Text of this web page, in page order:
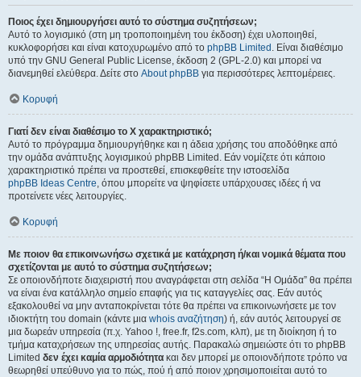
Ποιος έχει δημιουργήσει αυτό το σύστημα συζητήσεων;
Αυτό το λογισμικό (στη μη τροποποιημένη του έκδοση) έχει υλοποιηθεί,
κυκλοφορήσει και είναι κατοχυρωμένο από το phpBB Limited . Είναι διαθέσιμο
υπό την GNU General Public License, έκδοση 2 (GPL-2.0) και μπορεί να
διανεμηθεί ελεύθερα. Δείτε στο About phpBB για περισσότερες λεπτομέρειες.
Κορυφή
Γιατί δεν είναι διαθέσιμο το Χ χαρακτηριστικό;
Αυτό το πρόγραμμα δημιουργήθηκε και η άδεια χρήσης του αποδόθηκε από
την ομάδα ανάπτυξης λογισμικού phpBB Limited. Εάν νομίζετε ότι κάποιο
χαρακτηριστικό πρέπει να προστεθεί, επισκεφθείτε την ιστοσελίδα
phpBB Ideas Centre, όπου μπορείτε να ψηφίσετε υπάρχουσες ιδέες ή να
προτείνετε νέες λειτουργίες.
Κορυφή
Με ποιον θα επικοινωνήσω σχετικά με κατάχρηση ή/και νομικά θέματα που
σχετίζονται με αυτό το σύστημα συζητήσεων;
Σε οποιονδήποτε διαχειριστή που αναγράφεται στη σελίδα “Η Ομάδα” θα πρέπει
να είναι ένα κατάλληλο σημείο επαφής για τις καταγγελίες σας. Εάν αυτός
εξακολουθεί να μην ανταποκρίνεται τότε θα πρέπει να επικοινωνήσετε με τον
ιδιοκτήτη του domain (κάντε μια whois αναζήτηση) ή, εάν αυτός λειτουργεί σε
μια δωρεάν υπηρεσία (π.χ. Yahoo !, free.fr, f2s.com, κλπ), με τη διοίκηση ή το
τμήμα καταχρήσεων της υπηρεσίας αυτής. Παρακαλώ σημειώστε ότι το phpBB
Limited δεν έχει καμία αρμοδιότητα και δεν μπορεί με οποιονδήποτε τρόπο να
θεωρηθεί υπεύθυνο για το πώς, πού ή από ποιον χρησιμοποιείται αυτό το